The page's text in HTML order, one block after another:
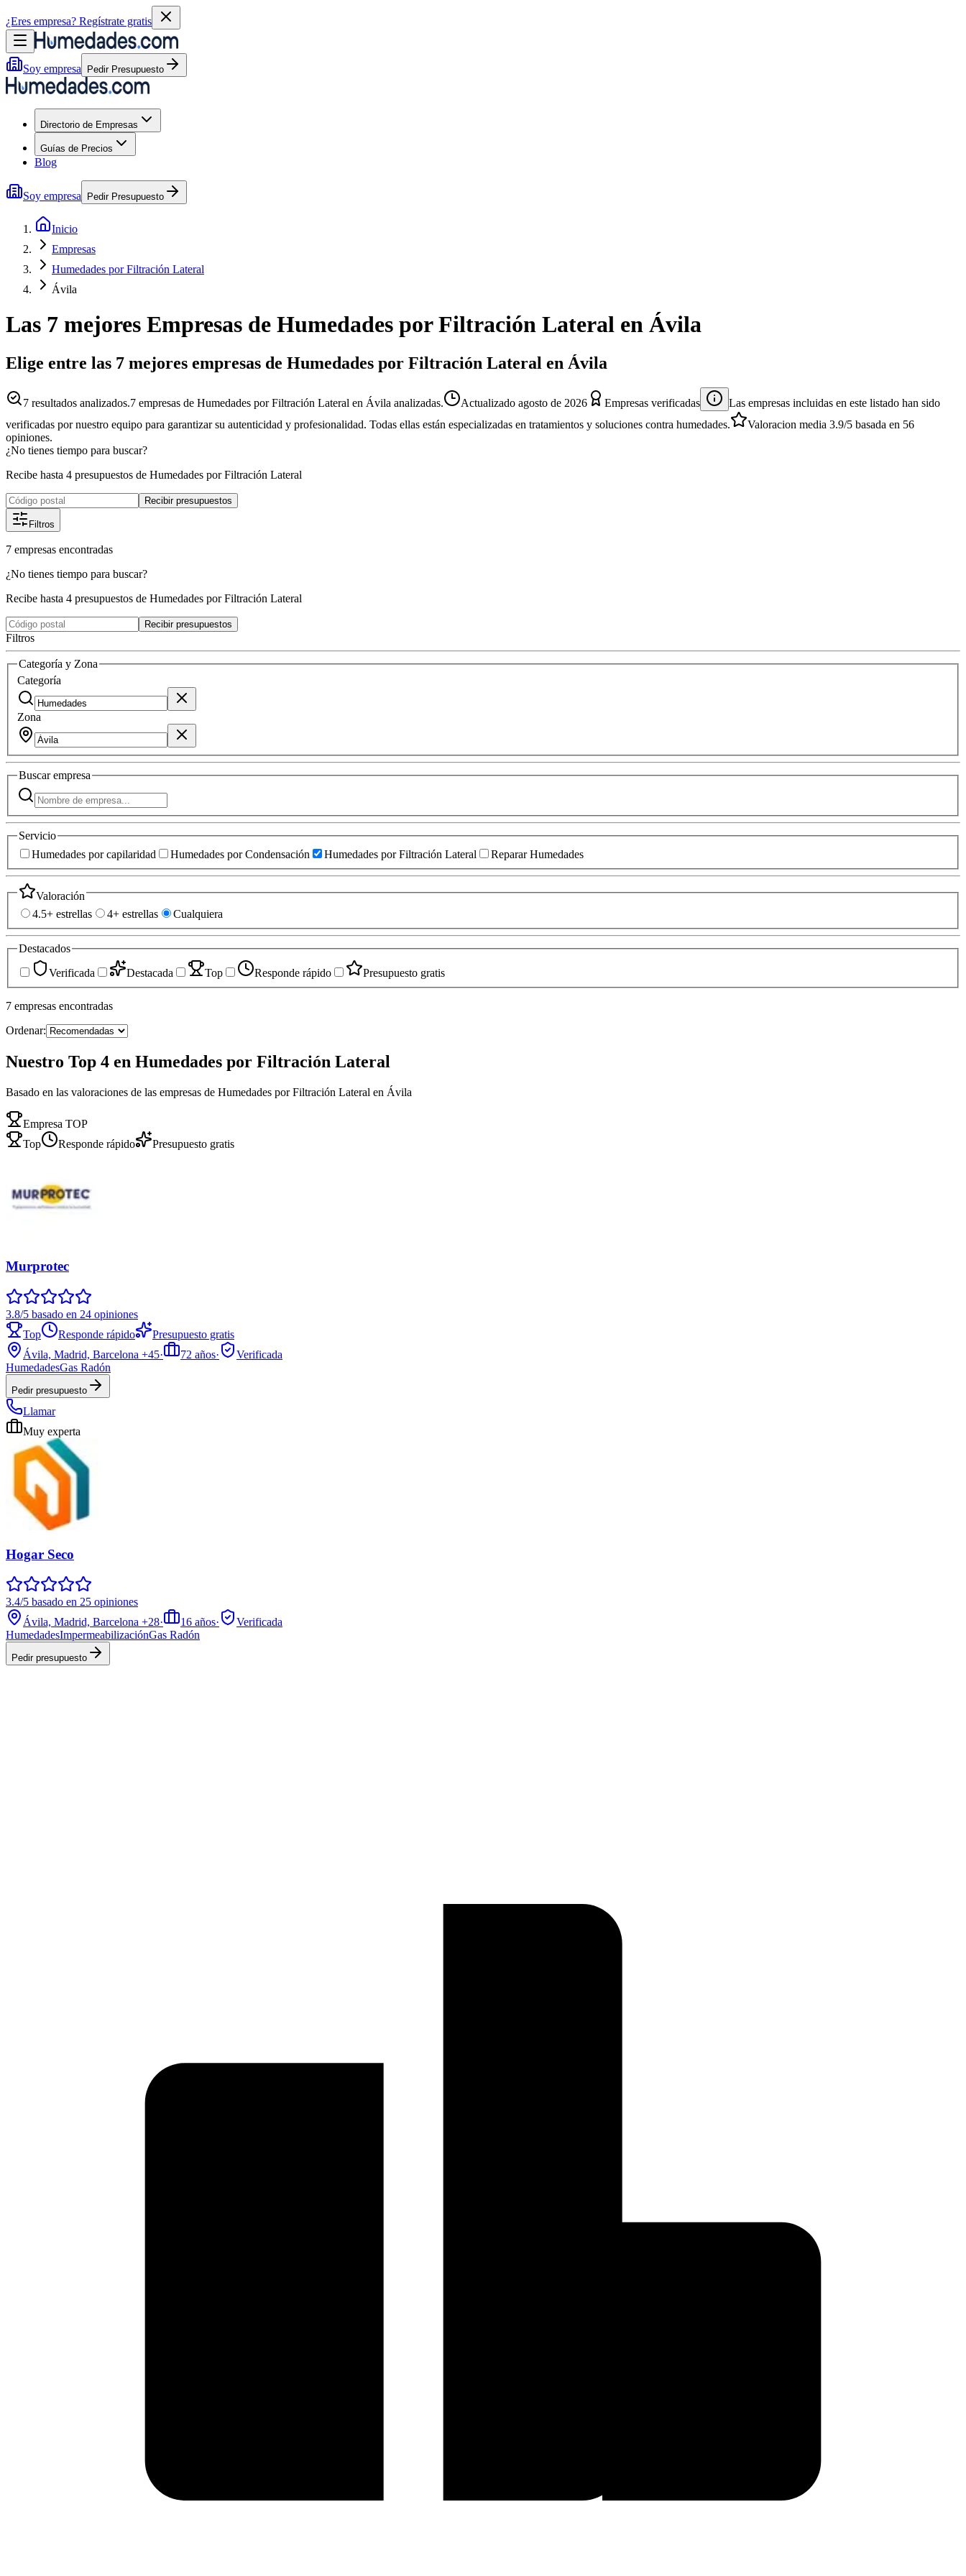
¿Eres empresa? Regístrate gratis
Soy empresa Pedir Presupuesto
Directorio de Empresas
Guías de Precios
Blog
Soy empresa Pedir Presupuesto
Inicio
Empresas
Humedades por Filtración Lateral
Ávila
Las 7 mejores Empresas de Humedades por Filtración Lateral en Ávila
Elige entre las 7 mejores empresas de Humedades por Filtración Lateral en Ávila
7 resultados analizados.7 empresas de Humedades por Filtración Lateral en Ávila analizadas. Actualizado agosto de 2026 Empresas verificadas
Las empresas incluidas en este listado han sido
verificadas por nuestro equipo para garantizar su autenticidad y profesionalidad. Todas ellas están especializadas en tratamientos y soluciones contra humedades.
Valoracion media 3.9/5 basada en 56
opiniones.
¿No tienes tiempo para buscar?
Recibe hasta 4 presupuestos de Humedades por Filtración Lateral
Recibir presupuestos
Filtros
7 empresas encontradas
¿No tienes tiempo para buscar?
Recibe hasta 4 presupuestos de Humedades por Filtración Lateral
Recibir presupuestos
Filtros
Categoría y Zona
Categoría
Zona
Buscarempresa
Servicio
Humedades por capilaridad
Humedades por Condensación Humedades por Filtración Lateral Reparar Humedades
Valoración
4.5+ estrellas
4+ estrellas Cualquiera
Destacados
Verificada
Destacada Top Responde rápido Presupuesto gratis
7 empresas encontradas
Ordenar:
Nuestro Top 4 en Humedades por Filtración Lateral
Basado en las valoraciones de las empresas de Humedades por Filtración Lateral en Ávila
Empresa TOP
Top
Responde rápido Presupuesto gratis
Murprotec
3.8/5 basado en 24 opiniones
Top
Responde rápido
Presupuesto gratis
Ávila, Madrid, Barcelona +45· 72 años·
Verificada
HumedadesGas Radón
Pedir presupuesto
Llamar
Muy experta
Hogar Seco
3.4/5 basado en 25 opiniones
Ávila, Madrid, Barcelona +28· 16 años·
Verificada
HumedadesImpermeabilizaciónGas Radón
Pedir presupuesto